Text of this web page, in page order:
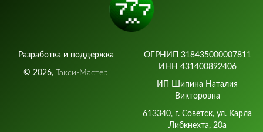
Разработка и поддержка
© 2026, Такси-Мастер
ОГРНИП 318435000007811
ИНН 431400892406
ИП Шипина Наталия
Викторовна
613340, г. Советск, ул. Карла
Либкнехта, 20а